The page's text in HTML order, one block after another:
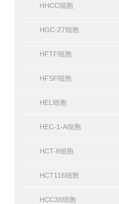
HHCC细胞
HGC-27细胞
HFTF细胞
HFSF细胞
HEL细胞
HEC-1-A细胞
HCT-8细胞
HCT116细胞
HCC38细胞